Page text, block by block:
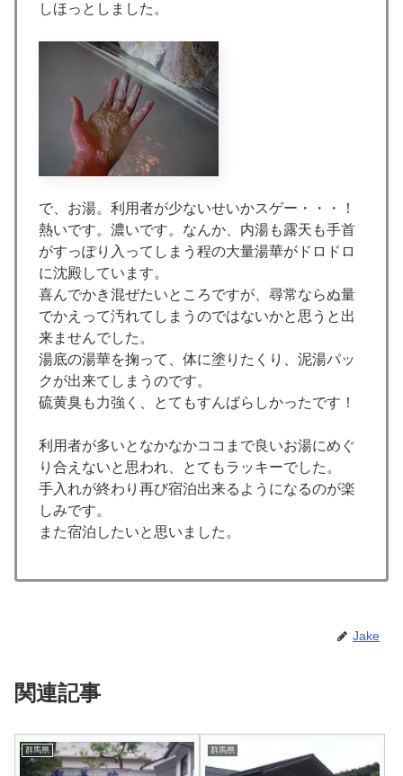
しほっとしました。
で、お湯。利用者が少ないせいかスゲー・・・！
熱いです。濃いです。なんか、内湯も露天も手首
がすっぽり入ってしまう程の大量湯華がドロドロ
に沈殿しています。
喜んでかき混ぜたいところですが、尋常ならぬ量
でかえって汚れてしまうのではないかと思うと出
来ませんでした。
湯底の湯華を掬って、体に塗りたくり、泥湯パッ
クが出来てしまうのです。
硫黄臭も力強く、とてもすんばらしかったです！
利用者が多いとなかなかココまで良いお湯にめぐ
り合えないと思われ、とてもラッキーでした。
手入れが終わり再び宿泊出来るようになるのが楽
しみです。
また宿泊したいと思いました。
Jake
関連記事
群馬県 群馬県